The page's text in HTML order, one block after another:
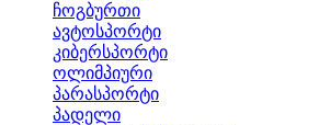
ჩოგბურთი
ავტოსპორტი
კიბერსპორტი
ოლიმპიური
პარასპორტი
პადელი